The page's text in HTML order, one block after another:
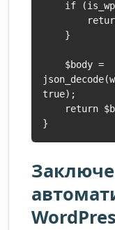
true);
}